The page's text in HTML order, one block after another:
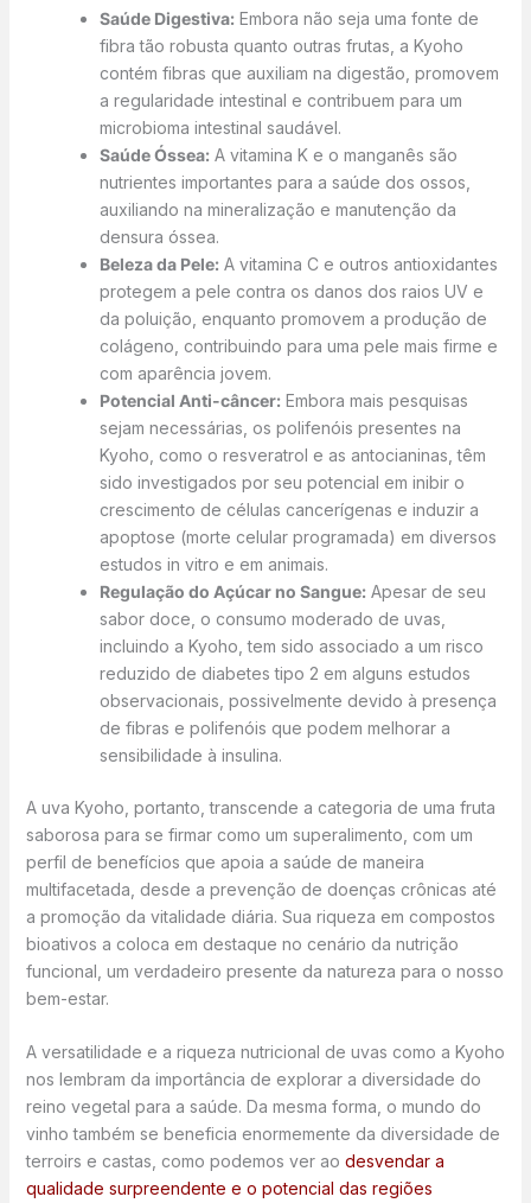
Saúde Digestiva:Embora não seja uma fonte de
fibra tão robusta quanto outras frutas, a Kyoho
contém fibras que auxiliam na digestão, promovem
a regularidade intestinal e contribuem para um
microbioma intestinal saudável.
Saúde Óssea:A vitamina K e o manganês são
nutrientes importantes para a saúde dos ossos,
auxiliando na mineralização e manutenção da
densura óssea.
Beleza da Pele:A vitamina C e outros antioxidantes
protegem a pele contra os danos dos raios UV e
da poluição, enquanto promovem a produção de
colágeno, contribuindo para uma pele mais firme e
com aparência jovem.
Potencial Anti-câncer:Embora mais pesquisas
sejam necessárias, os polifenóis presentes na
Kyoho, como o resveratrol e as antocianinas, têm
sido investigados por seu potencial em inibir o
crescimento de células cancerígenas e induzir a
apoptose (morte celular programada) em diversos
estudos in vitro e em animais.
Regulação do Açúcar no Sangue:Apesar de seu
sabor doce, o consumo moderado de uvas,
incluindo a Kyoho, tem sido associado a um risco
reduzido de diabetes tipo 2 em alguns estudos
observacionais, possivelmente devido à presença
de fibras e polifenóis que podem melhorar a
sensibilidade à insulina.
A uva Kyoho, portanto, transcende a categoria de uma fruta
saborosa para se firmar como um superalimento, com um
perfil de benefícios que apoia a saúde de maneira
multifacetada, desde a prevenção de doenças crônicas até
a promoção da vitalidade diária. Sua riqueza em compostos
bioativos a coloca em destaque no cenário da nutrição
funcional, um verdadeiro presente da natureza para o nosso
bem-estar.
A versatilidade e a riqueza nutricional de uvas como a Kyoho
nos lembram da importância de explorar a diversidade do
reino vegetal para a saúde. Da mesma forma, o mundo do
vinho também se beneficia enormemente da diversidade de
terroirs e castas, como podemos ver ao desvendar a
qualidade surpreendente e o potencial das regiões